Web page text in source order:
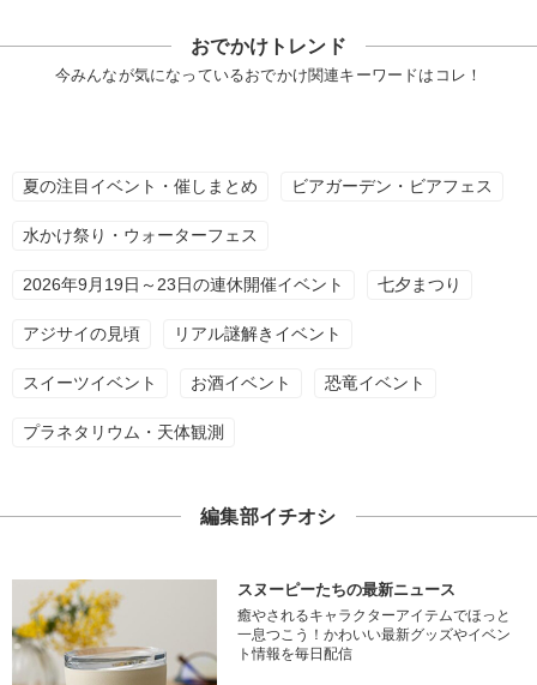
おでかけトレンド
今みんなが気になっているおでかけ関連キーワードはコレ！
夏の注目イベント・催しまとめ ビアガーデン・ビアフェス
水かけ祭り・ウォーターフェス
2026年9月19日～23日の連休開催イベント 七夕まつり
アジサイの見頃 リアル謎解きイベント
スイーツイベント お酒イベント 恐竜イベント
プラネタリウム・天体観測
編集部イチオシ
スヌーピーたちの最新ニュース
癒やされるキャラクターアイテムでほっと
一息つこう！かわいい最新グッズやイベン
ト情報を毎日配信